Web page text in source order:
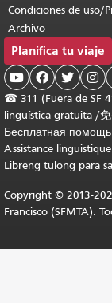
Condiciones de uso/
Archivo
Planifica tu viaje
   
☎ 311 (Fuera de SF
lingüística gratuita /
Бесплатная
Assistance
Libreng tulong para
Copyright © 2013-
Francisco (SFMTA).